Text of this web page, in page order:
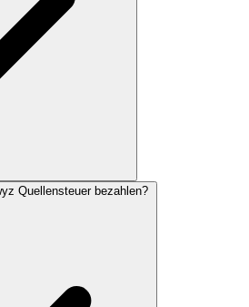
Quellensteuer bezahlen?